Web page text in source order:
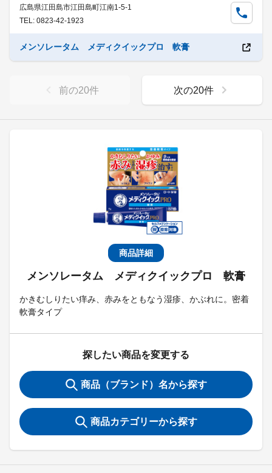
商品詳細
メンソレータム メディクイックプロ 軟膏
かきむしりたい痒み、赤みをともなう湿疹、かぶれに。密着
軟膏タイプ
探したい商品を変更する
商品（ブランド）名から探す
商品カテゴリーから探す
広島県江田島市江田島町江南1-5-1
TEL: 0823-42-1923
メンソレータム メディクイックプロ 軟膏
前の20件 次の20件